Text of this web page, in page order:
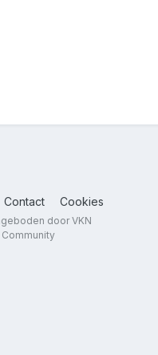
Contact Cookies
door VKN